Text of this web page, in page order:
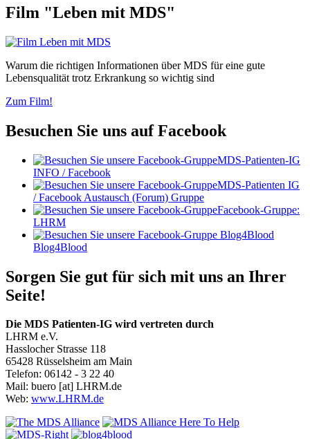
Film "Leben mit MDS"
Warum die richtigen Informationen über MDS für eine gute
Lebensqualität trotz Erkrankung so wichtig sind
Zum Film!
Besuchen Sie uns auf Facebook
MDS-Patienten-IG
INFO / Facebook
MDS-Patienten IG
/ Facebook Austausch (Forum) Gruppe
Facebook-Gruppe:
LHRM
Blog4Blood
Sorgen Sie gut für sich mit uns an Ihrer
Seite!
Die MDS Patienten-IG wird vertreten durch
LHRM e.V.
Hasslocher Strasse 118
65428 Rüsselsheim am Main
Telefon: 06142 - 3 22 40
Mail: buero [at] LHRM.de
Web: www.LHRM.de